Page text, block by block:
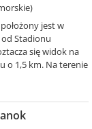
jest w
Stadionu
się widok na
o 1,5 km. Na terenie